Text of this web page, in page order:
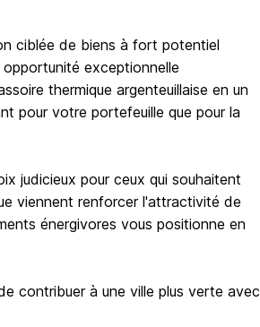
ciblée de biens à fort potentiel
exceptionnelle
thermique argenteuillaise en un
pour votre portefeuille que pour la
judicieux pour ceux qui souhaitent
viennent renforcer l'attractivité de
énergivores vous positionne en
contribuer à une ville plus verte avec